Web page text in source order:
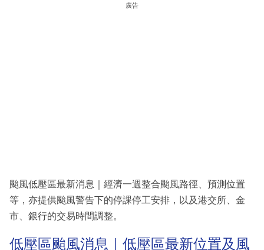
區
廣告
颱風低壓區最新消息｜經濟一週整合颱風路徑、預測位置
等，亦提供颱風警告下的停課停工安排，以及港交所、金
市、銀行的交易時間調整。
低壓區颱風消息｜低壓區最新位置及風